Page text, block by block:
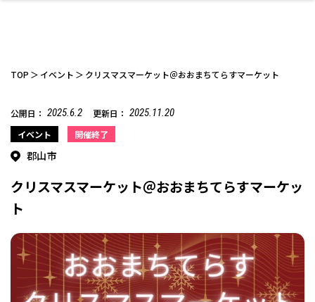
カフェ
お酒 洋食 中華
開成山公園
デート・友達と ひとりで アウトドア
美容室
美容アイテム エイジングケア メンズ
ファッション
スポーツ・アウト
ドア
ギフト・お土産 キッズ
お仕事探し
保険 病院・クリニック ペット
家づくり
リフォーム・リノ
ベーション
自治体インフォ その他
TOP イベント クリスマスマーケット＠おおまちてらすマーケット
公開日： 2025.6.2 更新日： 2025.11.20
イベント 開催終了
郡山市
クリスマスマーケット＠おおまちてらすマーケッ
ト